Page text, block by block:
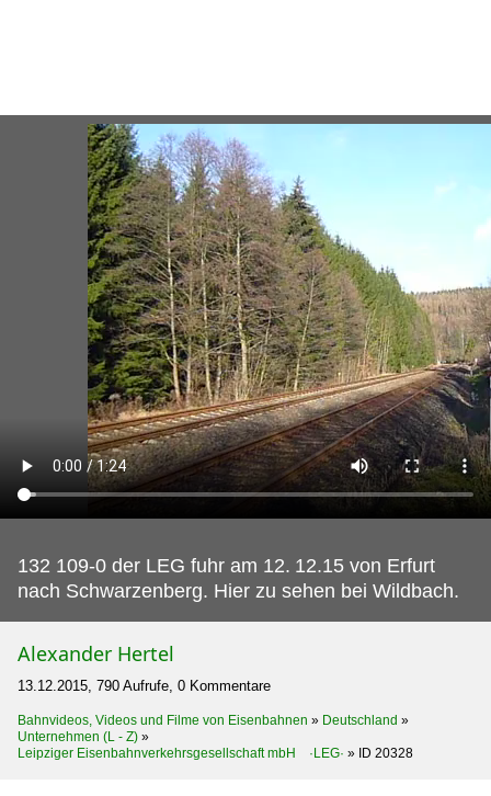
132 109-0 der LEG fuhr am 12. 12.15 von Erfurt
nach Schwarzenberg. Hier zu sehen bei Wildbach.
Alexander Hertel
13.12.2015, 790 Aufrufe, 0 Kommentare
Bahnvideos, Videos und Filme von Eisenbahnen » Deutschland »
Unternehmen (L - Z) »
Leipziger Eisenbahnverkehrsgesellschaft mbH ·LEG· » ID 20328